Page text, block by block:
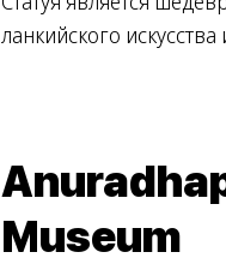
ланкийского искусства
Museum